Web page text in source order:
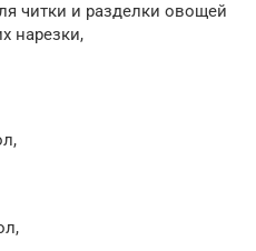
читки и разделки овощей
нарезки,